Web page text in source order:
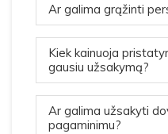
Ar galima grąžinti
Kiek kainuoja
gausiu užsakymą?
Ar galima užsakyti
pagaminimu?